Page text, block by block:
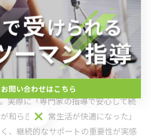
レッチ、股関節の可動域改善運動な
これらは腰部への負担を最小限に抑
ンスを整えることができます。リハ
た内容なので、痛みが出にくい工夫
徴です。
、無理をせず徐々に強度を上げるこ
実際に「専門家の指導で安心して続
和らぎ、日常生活が快適になった」
、継続的なサポートの重要性が実感
お問い合わせはこちら